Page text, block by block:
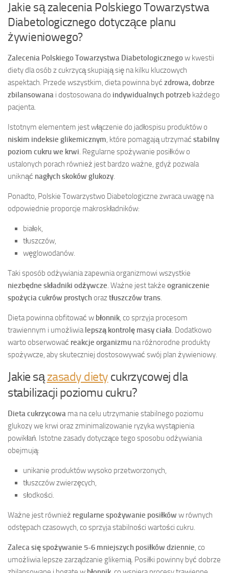
Jakie są zalecenia Polskiego Towarzystwa
Diabetologicznego dotyczące planu
żywieniowego?
Zalecenia Polskiego Towarzystwa Diabetologicznegow kwestii
diety dla osób z cukrzycą skupiają się na kilku kluczowych
aspektach. Przede wszystkim, dieta powinna być zdrowa, dobrze
zbilansowana i dostosowana do indywidualnych potrzeb każdego
pacjenta.
Istotnym elementem jest włączenie do jadłospisu produktów o
niskim indeksie glikemicznym, które pomagają utrzymać stabilny
poziom cukru we krwi. Regularne spożywanie posiłków o
ustalonych porach również jest bardzo ważne, gdyż pozwala
uniknąć nagłych skoków glukozy.
Ponadto, Polskie Towarzystwo Diabetologiczne zwraca uwagę na
odpowiednie proporcje makroskładników:
białek,
tłuszczów,
węglowodanów.
Taki sposób odżywiania zapewnia organizmowi wszystkie
niezbędne składniki odżywcze. Ważne jest także ograniczenie
spożycia cukrów prostychoraztłuszczów trans.
Dieta powinna obfitować w błonnik, co sprzyja procesom
trawiennym i umożliwialepszą kontrolę masy ciała. Dodatkowo
warto obserwować reakcje organizmu na różnorodne produkty
spożywcze, aby skuteczniej dostosowywać swój plan żywieniowy.
Jakie sązasady diety cukrzycowej dla
stabilizacji poziomu cukru?
Dieta cukrzycowa ma na celu utrzymanie stabilnego poziomu
glukozy we krwi oraz zminimalizowanie ryzyka wystąpienia
powikłań. Istotne zasady dotyczące tego sposobu odżywiania
obejmują:
unikanie produktów wysoko przetworzonych,
tłuszczów zwierzęcych,
słodkości.
Ważne jest również regularne spożywanie posiłków w równych
odstępach czasowych, co sprzyja stabilności wartości cukru.
Zaleca się spożywanie 5-6 mniejszych posiłków dziennie, co
umożliwia lepsze zarządzanie glikemią. Posiłki powinny być dobrze